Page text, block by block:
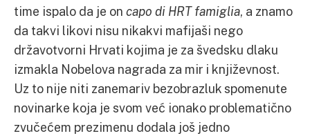
time ispalo da je on capo di HRT famiglia, a znamo
da takvi likovi nisu nikakvi mafijaši nego
državotvorni Hrvati kojima je za švedsku dlaku
izmakla Nobelova nagrada za mir i književnost.
Uz to nije niti zanemariv bezobrazluk spomenute
novinarke koja je svom već ionako problematično
zvučećem prezimenu dodala još jedno